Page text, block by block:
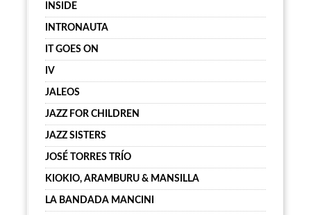
INSIDE
INTRONAUTA
IT GOES ON
IV
JALEOS
JAZZ FOR CHILDREN
JAZZ SISTERS
JOSÉ TORRES TRÍO
KIOKIO, ARAMBURU & MANSILLA
LA BANDADA MANCINI